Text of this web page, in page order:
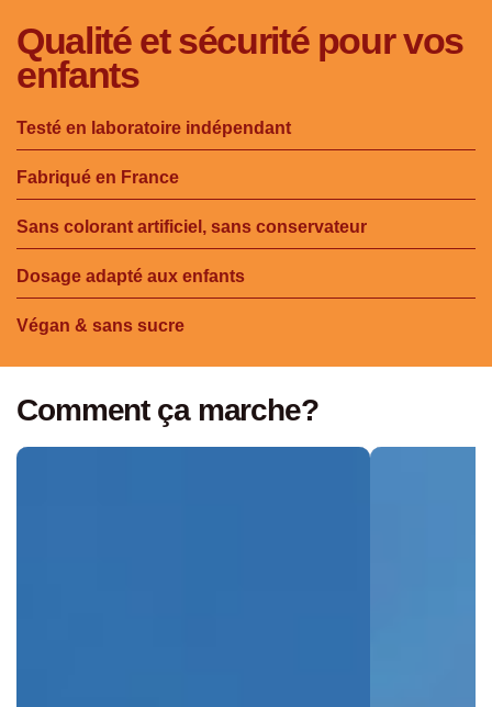
Qualité et sécurité pour vos
enfants
Testé en laboratoire indépendant
Fabriqué en France
Sans colorant artificiel, sans conservateur
Dosage adapté aux enfants
Végan & sans sucre
Comment ça marche?